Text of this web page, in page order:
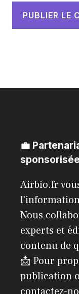
💼
Airbio.fr
Nous
experts et
contenu de
📩 Pour
publication